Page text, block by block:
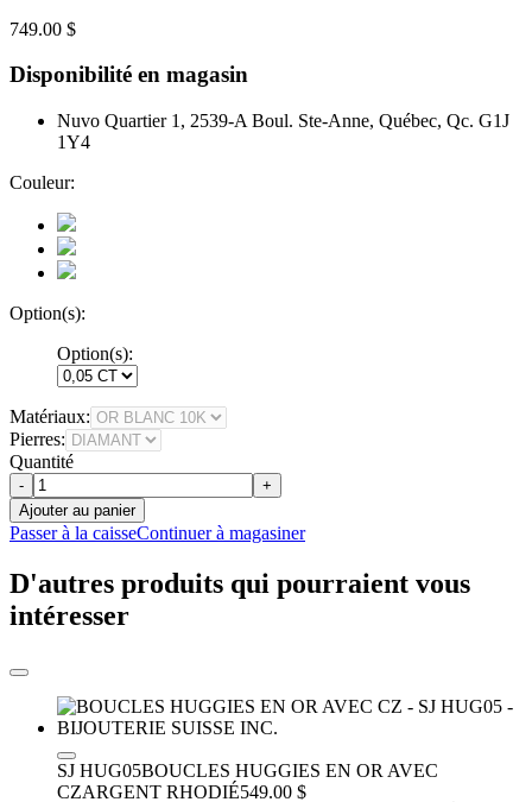
749.00 $
Disponibilité en magasin
Nuvo Quartier 1, 2539-A Boul. Ste-Anne, Québec, Qc. G1J
1Y4
Couleur:
Option(s):
Option(s):
Matériaux:
Pierres:
Quantité
-
+
Ajouter au panier
Passer à la caisseContinuer à magasiner
D'autres produits qui pourraient vous
intéresser
SJ HUG05BOUCLES HUGGIES EN OR AVEC
CZARGENT RHODIÉ549.00 $